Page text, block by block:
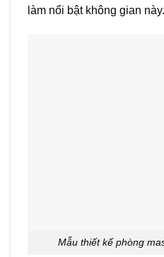
làm nổi bật không gian này.
Mẫu thiết kế phòng